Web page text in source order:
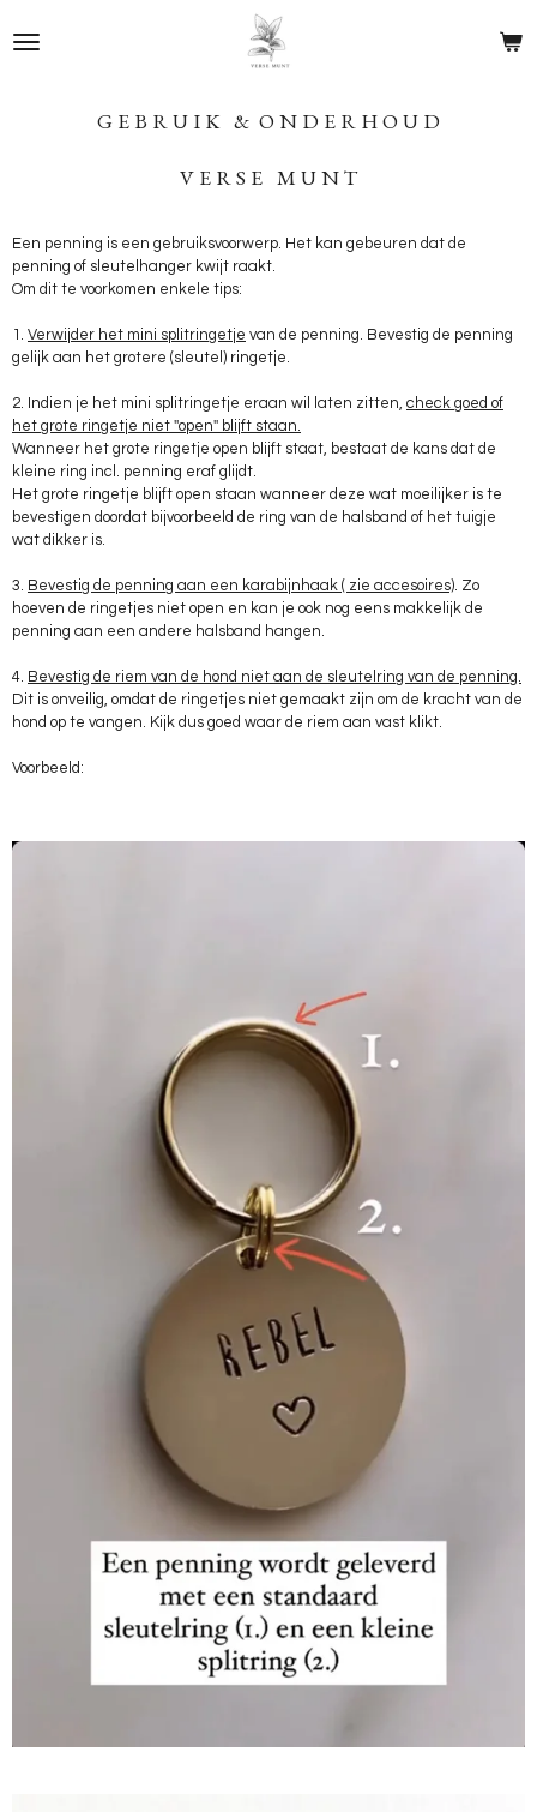
direct
hoofdinhoud
G E B R U I K & O N D E R H O U D
V E R S E M U N T
Een penning is een gebruiksvoorwerp. Het kan gebeuren dat de
penning of sleutelhanger kwijt raakt.
Om dit te voorkomen enkele tips:
1. Verwijder het mini splitringetje van de penning. Bevestig de penning
gelijk aan het grotere (sleutel) ringetje.
2. Indien je het mini splitringetje eraan wil laten zitten, check goed of
het grote ringetje niet ''open'' blijft staan.
Wanneer het grote ringetje open blijft staat, bestaat de kans dat de
kleine ring incl. penning eraf glijdt.
Het grote ringetje blijft open staan wanneer deze wat moeilijker is te
bevestigen doordat bijvoorbeeld de ring van de halsband of het tuigje
wat dikker is.
3. Bevestig de penning aan een karabijnhaak ( zie accesoires). Zo
hoeven de ringetjes niet open en kan je ook nog eens makkelijk de
penning aan een andere halsband hangen.
4. Bevestig de riem van de hond niet aan de sleutelring van de penning.
Dit is onveilig, omdat de ringetjes niet gemaakt zijn om de kracht van de
hond op te vangen. Kijk dus goed waar de riem aan vast klikt.
Voorbeeld: